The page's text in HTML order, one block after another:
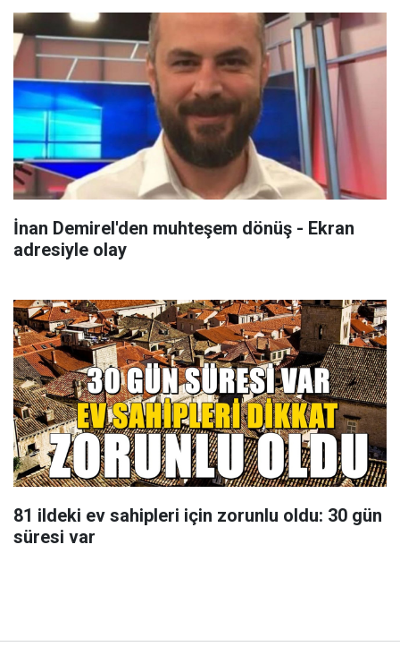
İnan Demirel'den muhteşem dönüş - Ekran
adresiyle olay
81 ildeki ev sahipleri için zorunlu oldu: 30 gün
süresi var